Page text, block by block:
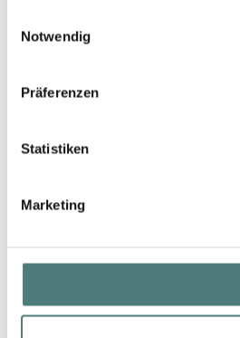
Notwendig
Präferenzen
Statistiken
Marketing
Foot Care